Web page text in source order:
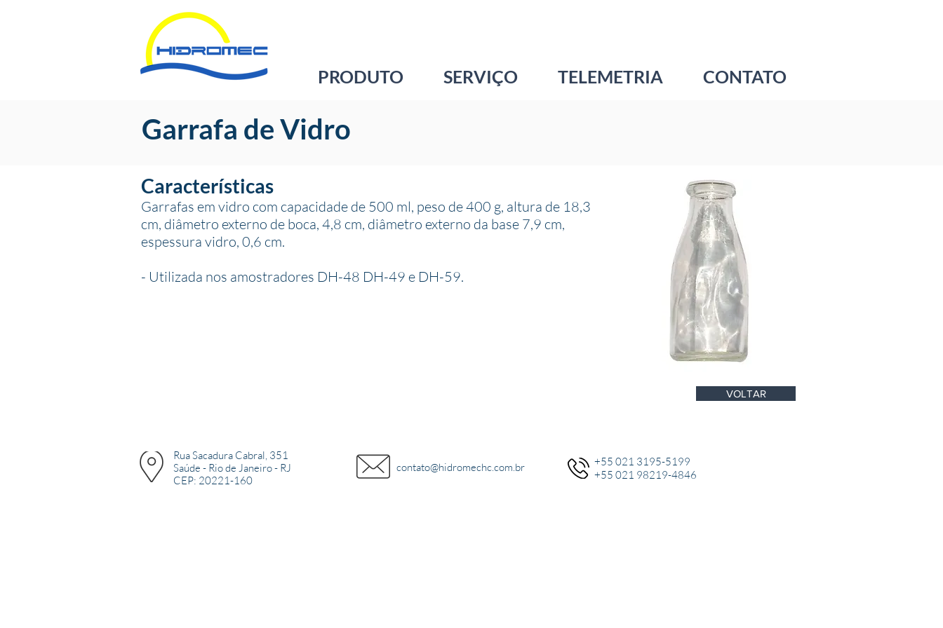
PRODUTO SERVIÇO TELEMETRIA CONTATO
Garrafa de Vidro
Características
Garrafas em vidro com capacidade de 500 ml, peso de 400 g, altura de 18,3
cm, diâmetro externo de boca, 4,8 cm, diâmetro externo da base 7,9 cm,
espessura vidro, 0,6 cm.
- Utilizada nos amostradores DH-48 DH-49 e DH-59.
VOLTAR
Rua Sacadura Cabral, 351
Saúde - Rio de Janeiro - RJ
CEP: 20221-160
contato@hidromechc.com.br
+55 021 3195-5199
+55 021 98219-4846